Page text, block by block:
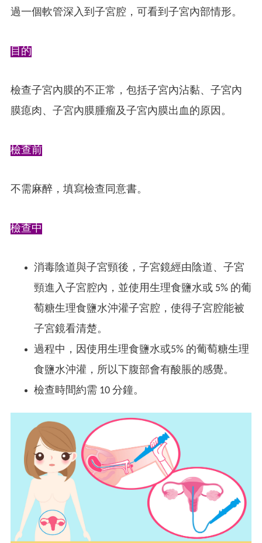
過一個軟管深入到子宮腔，可看到子宮內部情形。
目的
檢查子宮內膜的不正常，包括子宮內沾黏、子宮內
膜瘜肉、子宮內膜腫瘤及子宮內膜出血的原因。
檢查前
不需麻醉，填寫檢查同意書。
檢查中
消毒陰道與子宮頸後，子宮鏡經由陰道、子宮
頸進入子宮腔內，並使用生理食鹽水或 5% 的葡
萄糖生理食鹽水沖灌子宮腔，使得子宮腔能被
子宮鏡看清楚。
過程中，因使用生理食鹽水或5% 的葡萄糖生理
食鹽水沖灌，所以下腹部會有酸脹的感覺。
檢查時間約需 10 分鐘。